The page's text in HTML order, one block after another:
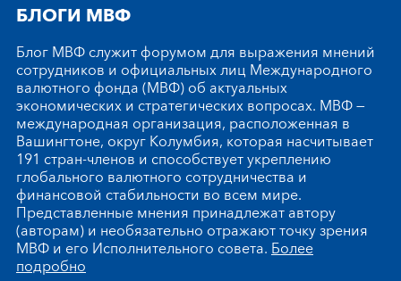
БЛОГИ МВФ
Блог МВФ служит форумом для выражения мнений
сотрудников и официальных лиц Международного
валютного фонда (МВФ) об актуальных
экономических и стратегических вопросах. МВФ —
международная организация, расположенная в
Вашингтоне, округ Колумбия, которая насчитывает
191 стран-членов и способствует укреплению
глобального валютного сотрудничества и
финансовой стабильности во всем мире.
Представленные мнения принадлежат автору
(авторам) и необязательно отражают точку зрения
МВФ и его Исполнительного совета.Более
подробно